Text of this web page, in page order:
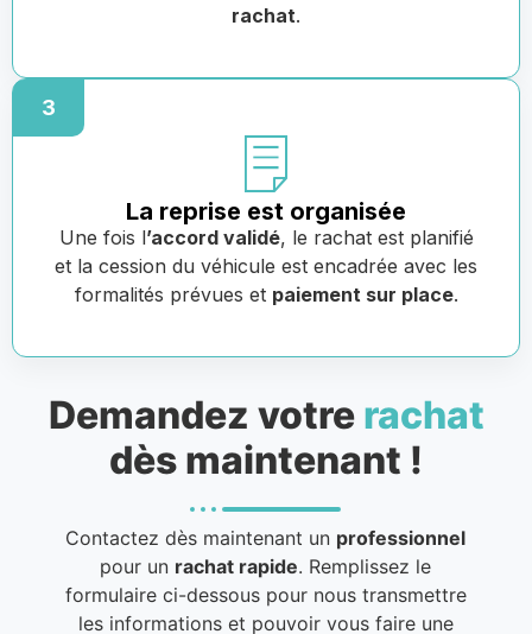
rachat.
3
La reprise est organisée
Une fois l’accord validé, le rachat est planifié
et la cession du véhicule est encadrée avec les
formalités prévues et paiement sur place.
Demandez votre rachat
dès maintenant !
Contactez dès maintenant un professionnel
pour un rachat rapide. Remplissez le
formulaire ci-dessous pour nous transmettre
les informations et pouvoir vous faire une